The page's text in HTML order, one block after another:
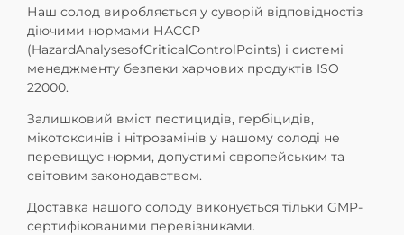
Наш солод виробляється у суворій відповідностіз
діючими нормами НАССР
(HazardAnalysesofCriticalControlPoints) і системі
менеджменту безпеки харчових продуктів ISO
22000.
Залишковий вміст пестицидів, гербіцидів,
мікотоксинів і нітрозамінів у нашому солоді не
перевищує норми, допустимі європейським та
світовим законодавством.
Доставка нашого солоду виконується тільки GMP-
сертифікованими перевізниками.